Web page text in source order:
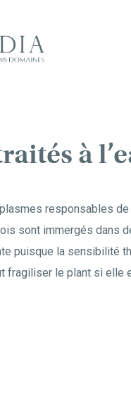
à
responsables de
sont immergés dans
puisque la sensibilité
le plant si elle